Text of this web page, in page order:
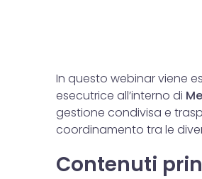
In questo webinar viene
esecutrice all’interno di
gestione condivisa e
coordinamento tra le
Contenuti